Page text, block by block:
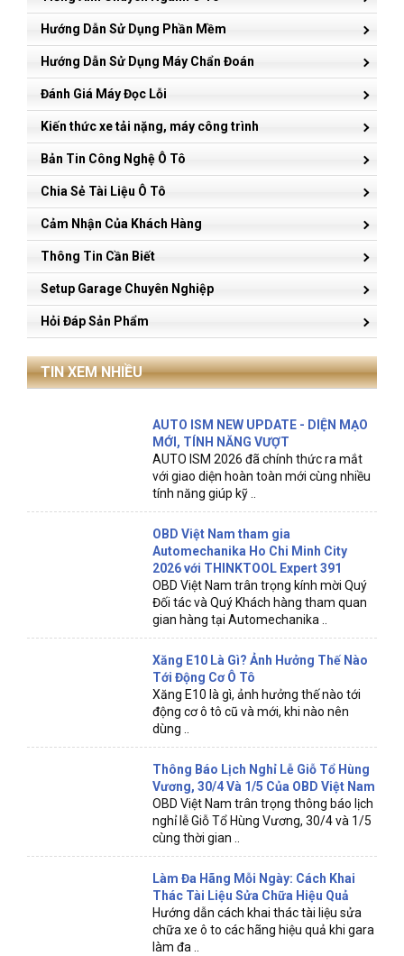
Hướng Dẫn Sử Dụng Phần Mềm
Hướng Dẫn Sử Dụng Máy Chẩn Đoán
Đánh Giá Máy Đọc Lỗi
Kiến thức xe tải nặng, máy công trình
Bản Tin Công Nghệ Ô Tô
Chia Sẻ Tài Liệu Ô Tô
Cảm Nhận Của Khách Hàng
Thông Tin Cần Biết
Setup Garage Chuyên Nghiệp
Hỏi Đáp Sản Phẩm
TIN XEM NHIỀU
AUTO ISM NEW UPDATE - DIỆN MẠO
MỚI, TÍNH NĂNG VƯỢT
AUTO ISM 2026 đã chính thức ra mắt
với giao diện hoàn toàn mới cùng nhiều
tính năng giúp kỹ ..
OBD Việt Nam tham gia
Automechanika Ho Chi Minh City
2026 với THINKTOOL Expert 391
OBD Việt Nam trân trọng kính mời Quý
Đối tác và Quý Khách hàng tham quan
gian hàng tại Automechanika ..
Xăng E10 Là Gì? Ảnh Hưởng Thế Nào
Tới Động Cơ Ô Tô
Xăng E10 là gì, ảnh hưởng thế nào tới
động cơ ô tô cũ và mới, khi nào nên
dùng ..
Thông Báo Lịch Nghỉ Lễ Giỗ Tổ Hùng
Vương, 30/4 Và 1/5 Của OBD Việt Nam
OBD Việt Nam trân trọng thông báo lịch
nghỉ lễ Giỗ Tổ Hùng Vương, 30/4 và 1/5
cùng thời gian ..
Làm Đa Hãng Mỗi Ngày: Cách Khai
Thác Tài Liệu Sửa Chữa Hiệu Quả
Hướng dẫn cách khai thác tài liệu sửa
chữa xe ô to các hãng hiệu quả khi gara
làm đa ..